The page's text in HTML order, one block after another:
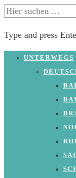
SUCHE
Type and press
Skip
UNTERWEGS